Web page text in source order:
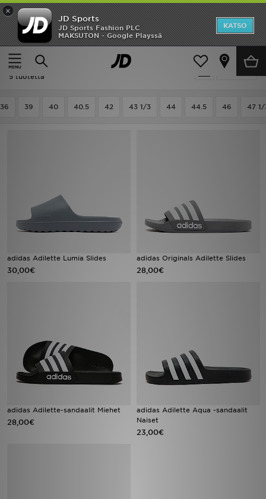
×
JD Sports
JD Sports Fashion PLC
MAKSUTON - Google Playssä
KATSO
Etusivu
Miehet
Suodata
Miehet - Adidas Originals Adilette
5 tuotetta
36 39 40 40.5 42 43 1/3 44 44.5 46 47 1/
adidas Adilette Lumia Slides
30,00€
adidas Originals Adilette Slides
28,00€
adidas Adilette-sandaalit Miehet
28,00€
adidas Adilette Aqua -sandaalit
Naiset
23,00€
Etusivu
Ale
Uutuudet
Tuotemerkit
Minun JD
Minun viestini